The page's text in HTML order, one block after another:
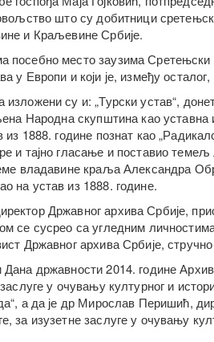
што су добитници
и Краљевине Србије.
место заузима Сретењски
у Европи и који је, између
су и: „Турски устав“,
Народна скупштина као уставна
1888. године познат као
и тајно гласање и поставио
владавине краља Александра
на устав из 1888. године.
Државног архива Србије,
се сусрео са угледним
Државног архива Србије,
државности 2014. године
у очувању културног и
а да је др Мирослав Перишић,
за изузетне заслуге у очувању